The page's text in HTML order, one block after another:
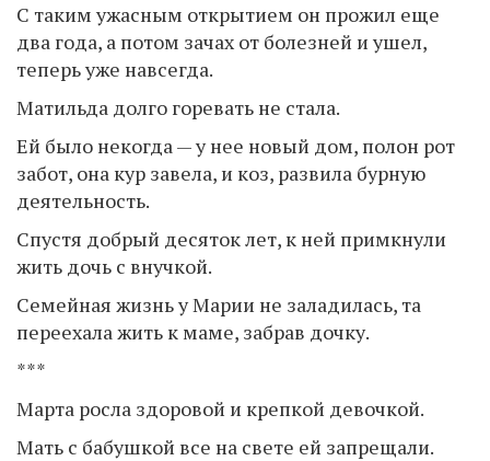
С таким ужасным открытием он прожил еще
два года, а потом зачах от болезней и ушел,
теперь уже навсегда.
Матильда долго горевать не стала.
Ей было некогда — у нее новый дом, полон рот
забот, она кур завела, и коз, развила бурную
деятельность.
Спустя добрый десяток лет, к ней примкнули
жить дочь с внучкой.
Семейная жизнь у Марии не заладилась, та
переехала жить к маме, забрав дочку.
***
Марта росла здоровой и крепкой девочкой.
Мать с бабушкой все на свете ей запрещали.